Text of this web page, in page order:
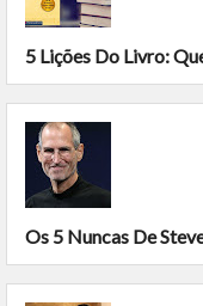
5 Lições Do Livro:
Os 5 Nuncas De